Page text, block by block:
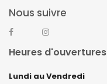
Nous suivre
Heures d'ouvertures
Lundi au Vendredi